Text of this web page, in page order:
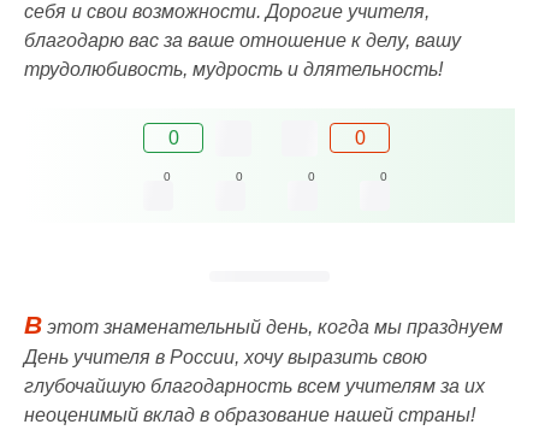
себя и свои возможности. Дорогие учителя,
благодарю вас за ваше отношение к делу, вашу
трудолюбивость, мудрость и длятельность!
0 0
0 0 0 0
В этот знаменательный день, когда мы празднуем
День учителя в России, хочу выразить свою
глубочайшую благодарность всем учителям за их
неоценимый вклад в образование нашей страны!